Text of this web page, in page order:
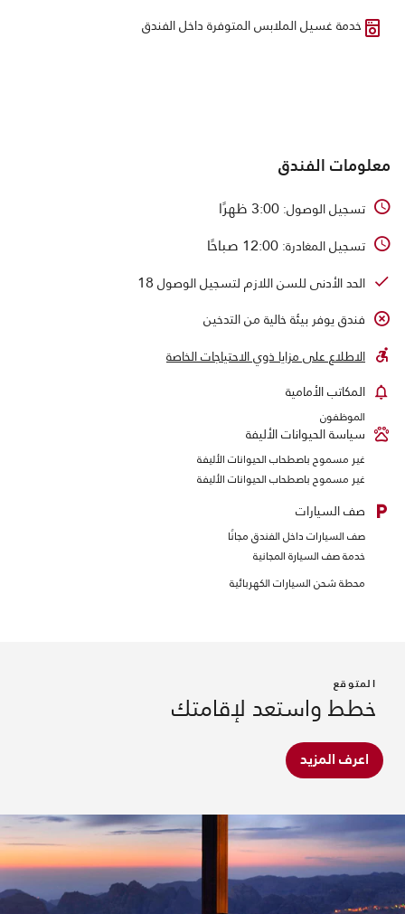
خدمة غسيل الملابس المتوفرة داخل الفندق
معلومات الفندق
تسجيل الوصول:3:00 ظهرًا
تسجيل المغادرة:12:00 صباحًا
الحد الأدنى للسن اللازم لتسجيل الوصول18
فندق يوفر بيئة خالية من التدخين
الاطلاع على مزايا ذوي الاحتياجات الخاصة
المكاتب الأمامية
الموظفون
سياسة الحيوانات الأليفة
غير مسموح باصطحاب الحيوانات الأليفة
غير مسموح باصطحاب الحيوانات الأليفة
صف السيارات
صف السيارات داخل الفندق مجانًا
خدمة صف السيارة المجانية
محطة شحن السيارات الكهربائية
المتوقع
خطط واستعد لإقامتك
اعرف المزيد